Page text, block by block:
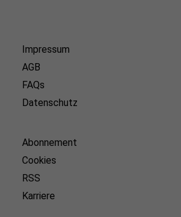
Impressum
AGB
FAQs
Datenschutz
Abonnement
Cookies
RSS
Karriere